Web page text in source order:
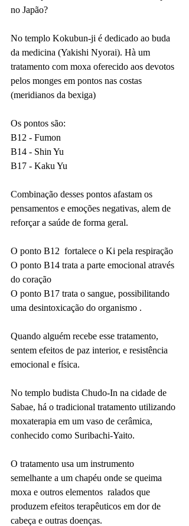
no Japão?
No templo Kokubun-ji é dedicado ao buda
da medicina (Yakishi Nyorai). Hà um
tratamento com moxa oferecido aos devotos
pelos monges em pontos nas costas
(meridianos da bexiga)
Os pontos são:
B12 - Fumon
B14 - Shin Yu
B17 - Kaku Yu
Combinação desses pontos afastam os
pensamentos e emoções negativas, alem de
reforçar a saúde de forma geral.
O ponto B12  fortalece o Ki pela respiração
O ponto B14 trata a parte emocional através
do coração
O ponto B17 trata o sangue, possibilitando
uma desintoxicação do organismo .
Quando alguém recebe esse tratamento,
sentem efeitos de paz interior, e resistência
emocional e física.
No templo budista Chudo-In na cidade de
Sabae, há o tradicional tratamento utilizando
moxaterapia em um vaso de cerâmica,
conhecido como Suribachi-Yaito.
O tratamento usa um instrumento
semelhante a um chapéu onde se queima
moxa e outros elementos  ralados que
produzem efeitos terapêuticos em dor de
cabeça e outras doenças.